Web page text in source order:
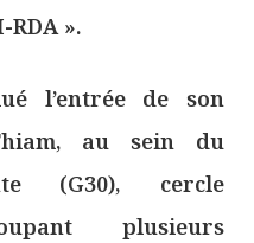
RDA ».
l’entrée de son
au sein du
(G30), cercle
plusieurs